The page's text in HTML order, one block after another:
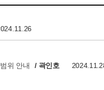
위 안내
/ 곽인호